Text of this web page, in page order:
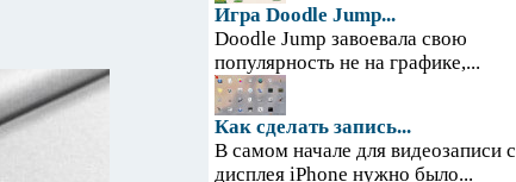
Игра Doodle Jump...
Doodle Jump завоевала свою
популярность не на графике,...
Как сделать запись...
В самом начале для видеозаписи с
дисплея iPhone нужно было...